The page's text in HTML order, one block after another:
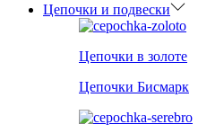
Цепочки и подвески
Цепочки в золоте
Цепочки Бисмарк